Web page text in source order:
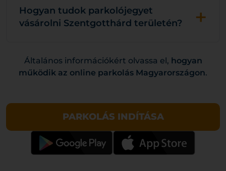
Hogyan tudok parkolójegyet
vásárolni Szentgotthárd területén?
+
Általános információkért olvassa el, hogyan
működik az online parkolás Magyarországon.
PARKOLÁS INDÍTÁSA